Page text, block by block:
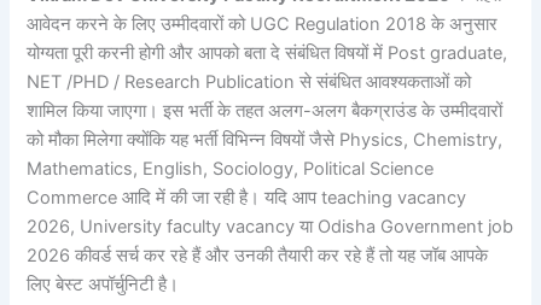
आवेदन करने के लिए उम्मीदवारों को UGC Regulation 2018 के अनुसार
योग्यता पूरी करनी होगी और आपको बता दे संबंधित विषयों में Post graduate,
NET /PHD / Research Publication से संबंधित आवश्यकताओं को
शामिल किया जाएगा। इस भर्ती के तहत अलग-अलग बैकग्राउंड के उम्मीदवारों
को मौका मिलेगा क्योंकि यह भर्ती विभिन्न विषयों जैसे Physics, Chemistry,
Mathematics, English, Sociology, Political Science
Commerce आदि में की जा रही है। यदि आप teaching vacancy
2026, University faculty vacancy या Odisha Government job
2026 कीवर्ड सर्च कर रहे हैं और उनकी तैयारी कर रहे हैं तो यह जॉब आपके
लिए बेस्ट अपॉर्चुनिटी है।